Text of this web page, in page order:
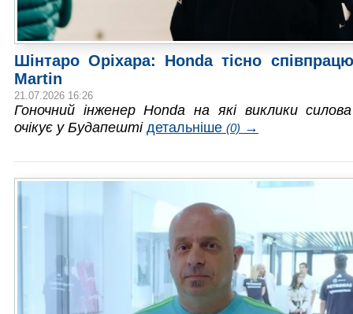
Шінтаро Оріхара: Honda тісно
Martin
21.07.2026 16:26
Гоночний інженер Honda на які виклики
очікує у Будапешті детальніше (0) →